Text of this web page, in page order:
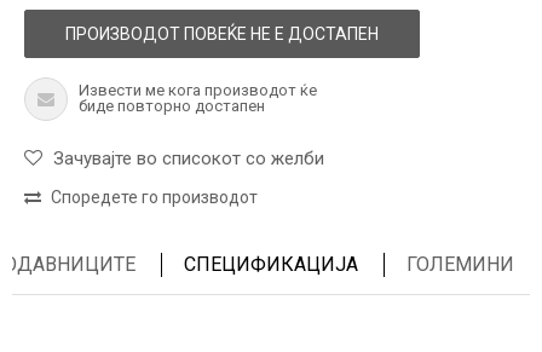
ПРОИЗВОДОТ ПОВЕЌЕ НЕ Е ДОСТАПЕН
Извести ме кога производот ќе
биде повторно достапен
Зачувајте во списокот со желби
Споредете го производот
СПЕЦИФИКАЦИЈА ГОЛЕМИНИ